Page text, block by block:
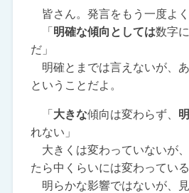
皆さん。発言をもう一度よく
「明確な傾向としては数字
だ」
明確とまでは言えないが、
ということだよ。
「大きな傾向は変わらず、
れない」
大きくは変わっていないが
たら中くらいには変わっている
明らかな影響ではないが、